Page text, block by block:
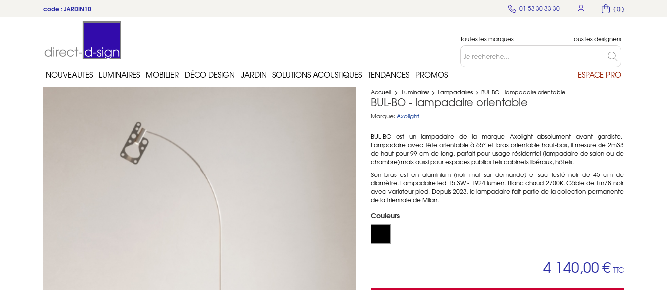
( 0 )
01 53 30 33 30
code : JARDIN10
Toutes les marques Tous les designers
NOUVEAUTES LUMINAIRES MOBILIER DÉCO DESIGN JARDIN SOLUTIONS ACOUSTIQUES TENDANCES PROMOS ESPACE PRO
Accueil > Luminaires > Lampadaires > BUL-BO - lampadaire orientable
BUL-BO - lampadaire orientable
Marque: Axolight
BUL-BO est un lampadaire de la marque Axolight absolument avant gardiste.
Lampadaire avec tête orientable à 65° et bras orientable haut-bas, il mesure de 2m33
de haut pour 99 cm de long, parfait pour usage résidentiel (lampadaire de salon ou de
chambre) mais aussi pour espaces publics tels cabinets libéraux, hôtels.
Son bras est en aluminium (noir mat sur demande) et sac lesté noir de 45 cm de
diamètre. Lampadaire led 15.3W - 1924 lumen. Blanc chaud 2700K. Câble de 1m78 noir
avec variateur pied. Depuis 2023, le lampadaire fait partie de la collection permanente
de la triennale de Milan.
Couleurs
4 140,00 € TTC